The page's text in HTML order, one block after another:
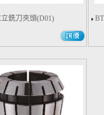
立銑刀夾頭(D01)